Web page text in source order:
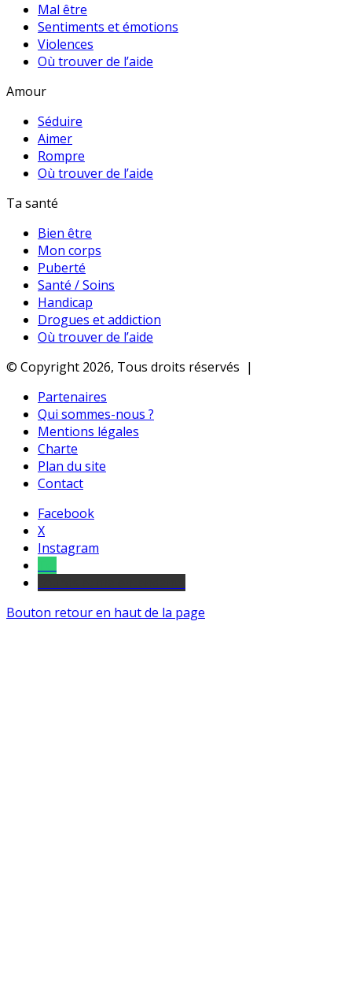
Mal être
Sentiments et émotions
Violences
Où trouver de l’aide
Amour
Séduire
Aimer
Rompre
Où trouver de l’aide
Ta santé
Bien être
Mon corps
Puberté
Santé / Soins
Handicap
Drogues et addiction
Où trouver de l’aide
© Copyright 2026, Tous droits réservés |
Partenaires
Qui sommes-nous ?
Mentions légales
Charte
Plan du site
Contact
Facebook
X
Instagram
Bouton retour en haut de la page